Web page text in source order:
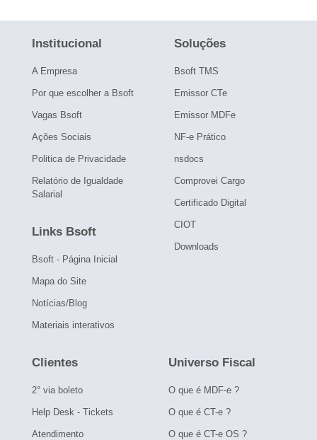
Institucional
A Empresa
Por que escolher a Bsoft
Vagas Bsoft
Ações Sociais
Politica de Privacidade
Relatório de Igualdade
Salarial
Links Bsoft
Bsoft - Página Inicial
Mapa do Site
Notícias/Blog
Materiais interativos
Soluções
Bsoft TMS
Emissor CTe
Emissor MDFe
NF-e Prático
nsdocs
Comprovei Cargo
Certificado Digital
CIOT
Downloads
Clientes
2° via boleto
Help Desk - Tickets
Atendimento
Universo Fiscal
O que é MDF-e ?
O que é CT-e ?
O que é CT-e OS ?